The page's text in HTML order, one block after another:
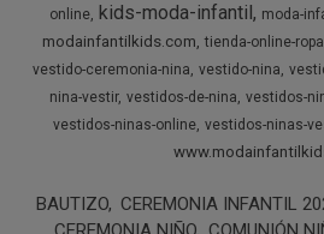
online kids-moda-infantil moda-
modainfantilkids.com tienda-online-
vestido-ceremonia-nina vestido-nina
nina-vestir vestidos-de-nina vestidos-
vestidos-ninas-online vestidos-ninas-
BAUTIZO CEREMONIA INFANTIL